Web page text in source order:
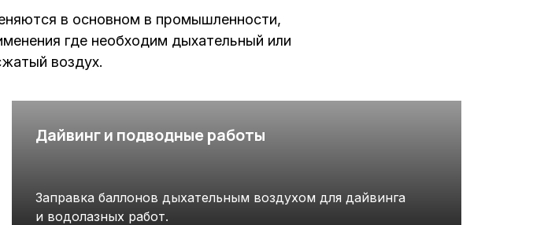
в основном в промышленности,
где необходим дыхательный или
воздух.
Дайвинг и подводные работы
Заправка баллонов дыхательным воздухом для дайвинга
и водолазных работ.